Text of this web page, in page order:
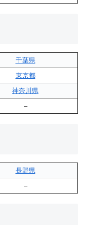
千葉県
東京都
神奈川県
–
長野県
–